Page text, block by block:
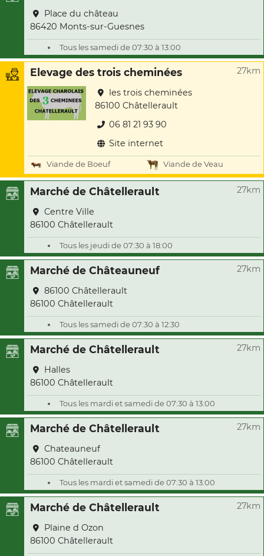
Place du château
86420 Monts-sur-Guesnes
Tous les samedi de 07:30 à 13:00
Elevage des trois cheminées 27km
les trois cheminées
86100 Châtellerault
06 81 21 93 90
Site internet
Viande de Boeuf Viande de Veau
Marché de Châtellerault 27km
Centre Ville
86100 Châtellerault
Tous les jeudi de 07:30 à 18:00
Marché de Châteauneuf 27km
86100 Châtellerault
86100 Châtellerault
Tous les samedi de 07:30 à 12:30
Marché de Châtellerault 27km
Halles
86100 Châtellerault
Tous les mardi et samedi de 07:30 à 13:00
Marché de Châtellerault 27km
Chateauneuf
86100 Châtellerault
Tous les mardi et samedi de 07:30 à 13:00
Marché de Châtellerault 27km
Plaine d Ozon
86100 Châtellerault